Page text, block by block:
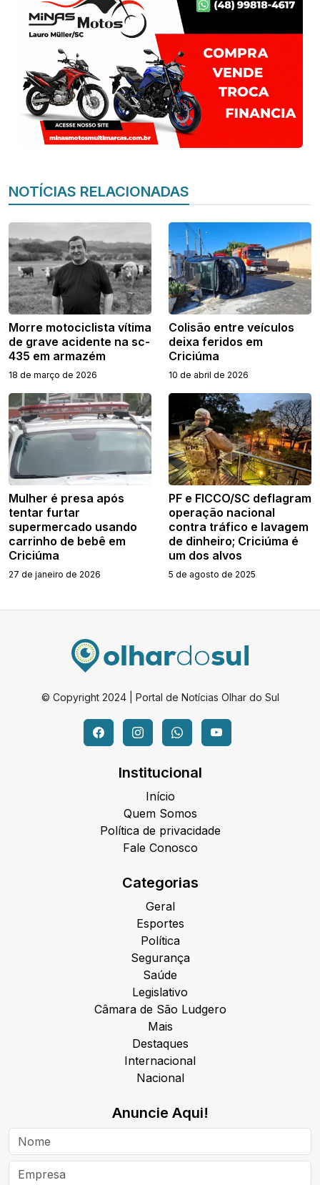
NOTÍCIAS RELACIONADAS
Morre motociclista vítima
de grave acidente na sc-
435 em armazém
18 de março de 2026
Colisão entre veículos
deixa feridos em
Criciúma
10 de abril de 2026
Mulher é presa após
tentar furtar
supermercado usando
carrinho de bebê em
Criciúma
27 de janeiro de 2026
PF e FICCO/SC deflagram
operação nacional
contra tráfico e lavagem
de dinheiro; Criciúma é
um dos alvos
5 de agosto de 2025
© Copyright 2024 | Portal de Notícias Olhar do Sul
Institucional
Início
Quem Somos
Política de privacidade
Fale Conosco
Categorias
Geral
Esportes
Política
Segurança
Saúde
Legislativo
Câmara de São Ludgero
Mais
Destaques
Internacional
Nacional
Anuncie Aqui!